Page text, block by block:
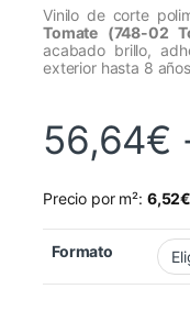
Vinilo de corte
Tomate (748-02
acabado brillo,
exterior hasta 8
56,64€
Precio por m²: 6,52€
Formato